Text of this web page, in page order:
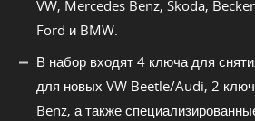
VW, Mercedes Benz, Skoda,
Ford и BMW.
В набор входят 4 ключа для
для новых VW Beetle/Audi, 2
Benz, а также